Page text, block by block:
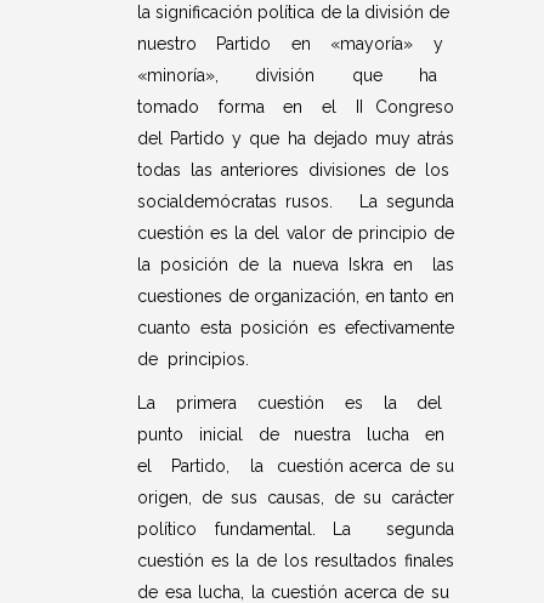
la significación política de la división de
nuestro Partido en «mayoría» y
«minoría», división que ha
tomado forma en el II Congreso
del Partido y que ha dejado muy atrás
todas las anteriores divisiones de los
socialdemócratas rusos. La segunda
cuestión es la del valor de principio de
la posición de la nueva Iskra en las
cuestiones de organización, en tanto en
cuanto esta posición es efectivamente
de principios.
La primera cuestión es la del
punto inicial de nuestra lucha en
el Partido, la cuestión acerca de su
origen, de sus causas, de su carácter
político fundamental. La segunda
cuestión es la de los resultados finales
de esa lucha, la cuestión acerca de su